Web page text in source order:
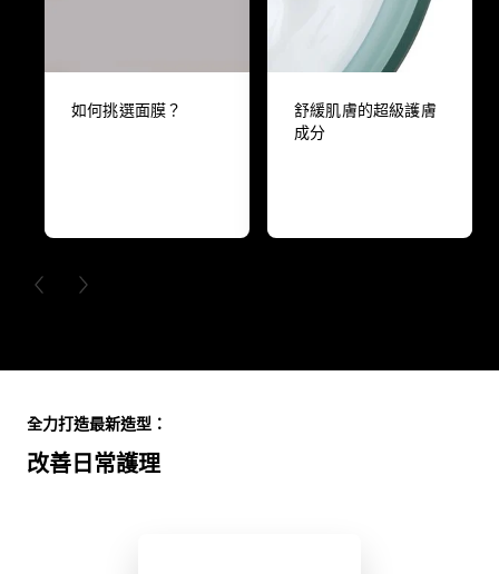
如何挑選面膜？
舒緩肌膚的超級護膚
成分
PREVIOUS CARD
NEXT CARD
改善日常護理
全力打造最新造型：